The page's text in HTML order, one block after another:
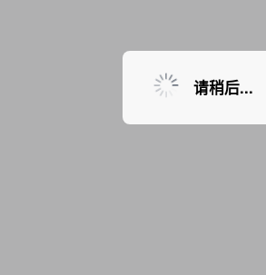
暂无课程，敬请期待
请稍后...